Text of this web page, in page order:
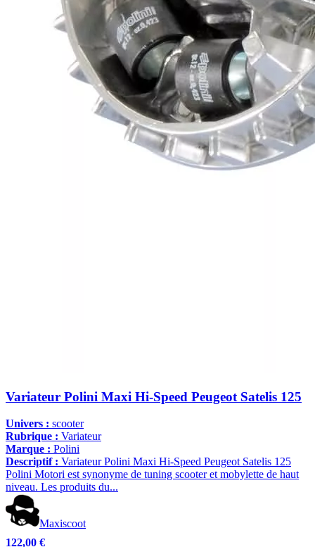
Variateur Polini Maxi Hi-Speed Peugeot Satelis 125
Univers : scooter
Rubrique : Variateur
Marque : Polini
Descriptif : Variateur Polini Maxi Hi-Speed Peugeot Satelis 125
Polini Motori est synonyme de tuning scooter et mobylette de haut
niveau. Les produits du...
Maxiscoot
122,00 €